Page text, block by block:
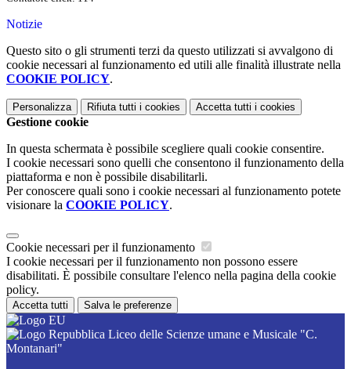
Notizie
Questo sito o gli strumenti terzi da questo utilizzati si avvalgono di
cookie necessari al funzionamento ed utili alle finalità illustrate nella
COOKIE POLICY.
Personalizza Rifiuta tutti i cookies Accetta tutti i cookies
Gestione cookie
In questa schermata è possibile scegliere quali cookie consentire.
I cookie necessari sono quelli che consentono il funzionamento della
piattaforma e non è possibile disabilitarli.
Per conoscere quali sono i cookie necessari al funzionamento potete
visionare la COOKIE POLICY.
Cookie necessari per il funzionamento
I cookie necessari per il funzionamento non possono essere
disabilitati. È possibile consultare l'elenco nella pagina della cookie
policy.
Accetta tutti Salva le preferenze
Liceo delle Scienze umane e Musicale "C.
Montanari"